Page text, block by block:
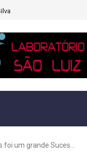
um grande Suces...